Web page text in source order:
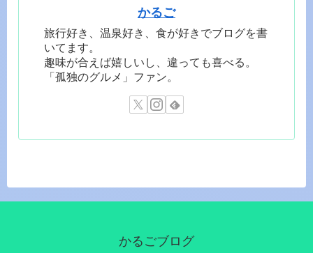
かるご
旅行好き、温泉好き、食が好きでブログを書
いてます。
趣味が合えば嬉しいし、違っても喜べる。
「孤独のグルメ」ファン。
かるごブログ